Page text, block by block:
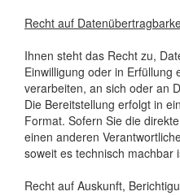
Recht auf
Ihnen steht das Recht zu,
Einwilligung oder in Erfüllung
verarbeiten, an sich oder an
Die Bereitstellung erfolgt in
Format. Sofern Sie die
einen anderen
soweit es technisch machbar
Recht auf Auskunft,